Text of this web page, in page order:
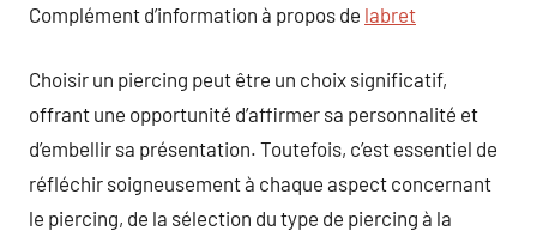
Complément d’information à propos de labret
Choisir un piercing peut être un choix significatif,
offrant une opportunité d’affirmer sa personnalité et
d’embellir sa présentation. Toutefois, c’est essentiel de
réfléchir soigneusement à chaque aspect concernant
le piercing, de la sélection du type de piercing à la